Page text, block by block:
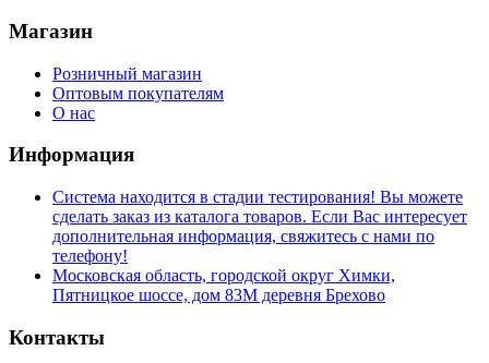
Магазин
Розничный магазин
Оптовым покупателям
О нас
Информация
Система находится в стадии тестирования! Вы можете
сделать заказ из каталога товаров. Если Вас интересует
дополнительная информация, свяжитесь с нами по
телефону!
Московская область, городской округ Химки,
Пятницкое шоссе, дом 83М деревня Брехово
Контакты